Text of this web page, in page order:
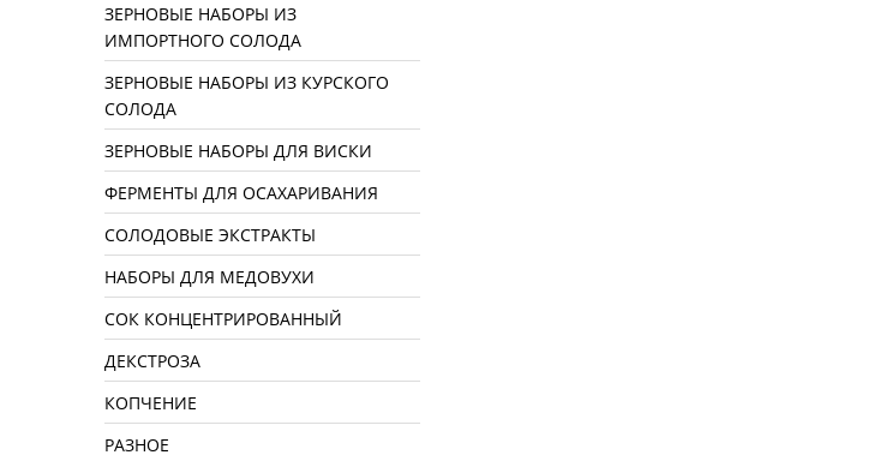
ЗЕРНОВЫЕ НАБОРЫ ИЗ
ИМПОРТНОГО СОЛОДА
ЗЕРНОВЫЕ НАБОРЫ ИЗ КУРСКОГО
СОЛОДА
ЗЕРНОВЫЕ НАБОРЫ ДЛЯ ВИСКИ
ФЕРМЕНТЫ ДЛЯ ОСАХАРИВАНИЯ
СОЛОДОВЫЕ ЭКСТРАКТЫ
НАБОРЫ ДЛЯ МЕДОВУХИ
СОК КОНЦЕНТРИРОВАННЫЙ
ДЕКСТРОЗА
КОПЧЕНИЕ
РАЗНОЕ